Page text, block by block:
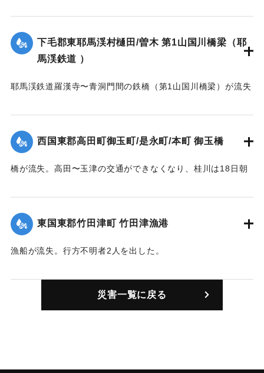
｜固有コード:
下毛郡東耶馬渓村樋田/曽木 第1山国川橋梁（耶
馬渓鉄道 ）
耶馬渓鉄道羅漢寺〜青洞門間の鉄橋（第1山国川橋梁）が流失
｜固有コード:
西国東郡高田町御玉町/是永町/本町 御玉橋
橋が流失。高田〜玉津の交通ができなくなり、桂川は18日朝
｜固有コード:
東国東郡竹田津町 竹田津漁港
漁船が流失。行方不明者2人を出した。
災害一覧に戻る